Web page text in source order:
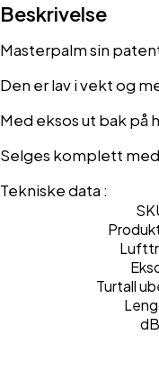
Beskrivelse
Masterpalm sin
Den er lav i vekt og
Med eksos ut bak på
Selges komplett
Tekniske data :
Turtall
dB